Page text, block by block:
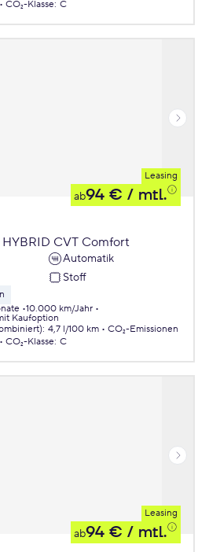
CO₂-Klasse: C
Leasing
ab94 € / mtl.
HYBRID CVT Comfort
Automatik
Stoff
10.000 km/Jahr
Kaufoption
: 4,7 l/100 km
CO₂-Emissionen
CO₂-Klasse: C
Leasing
ab94 € / mtl.